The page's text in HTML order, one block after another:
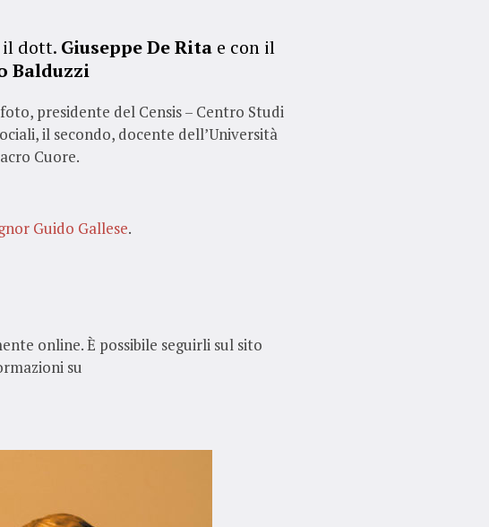
il dott. Giuseppe De Rita e con il
Balduzzi
presidente del Censis – Centro Studi
il secondo, docente dell’Università
Cuore.
Guido Gallese.
online. È possibile seguirli sul sito
su